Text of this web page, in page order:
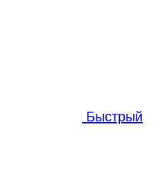
Быстрый